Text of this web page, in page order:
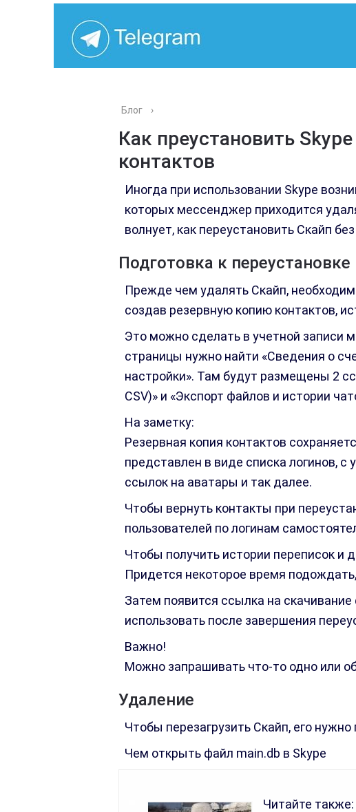
Блог ›
Как преустановить
контактов
Иногда при использовании Skype
которых мессенджер приходится
волнует, как переустановить Скайп
Подготовка к переустановке
Прежде чем удалять Скайп,
создав резервную копию контактов,
Это можно сделать в учетной записи
страницы нужно найти «Сведения о
настройки». Там будут размещены 2
CSV)» и «Экспорт файлов и истории
На заметку:
Резервная копия контактов
представлен в виде списка логинов,
ссылок на аватары и так далее.
Чтобы вернуть контакты при
пользователей по логинам
Чтобы получить истории переписок и
Придется некоторое время
Затем появится ссылка на
использовать после завершения
Важно!
Можно запрашивать что-то одно или
Удаление
Чтобы перезагрузить Скайп, его нужно
Чем открыть файл main.db в Skype
Читайте также: